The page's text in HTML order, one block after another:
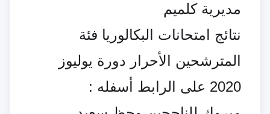
مديرية كلميم
نتائج امتحانات البكالوريا فئة
المترشحين الأحرار دورة يوليوز
2020 على الرابط أسفله :